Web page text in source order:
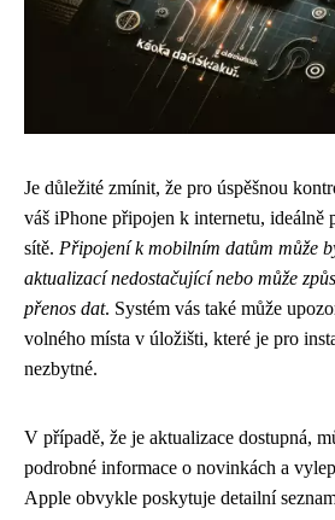
Je důležité zmínit, že pro úspěšnou
váš iPhone připojen k internetu, ideálně
sítě. Připojení k mobilním datům může
aktualizací nedostačující nebo může
přenos dat. Systém vás také může
volného místa v úložišti, které je pro
nezbytné.
V případě, že je aktualizace dostupná,
podrobné informace o novinkách a
Apple obvykle poskytuje detailní